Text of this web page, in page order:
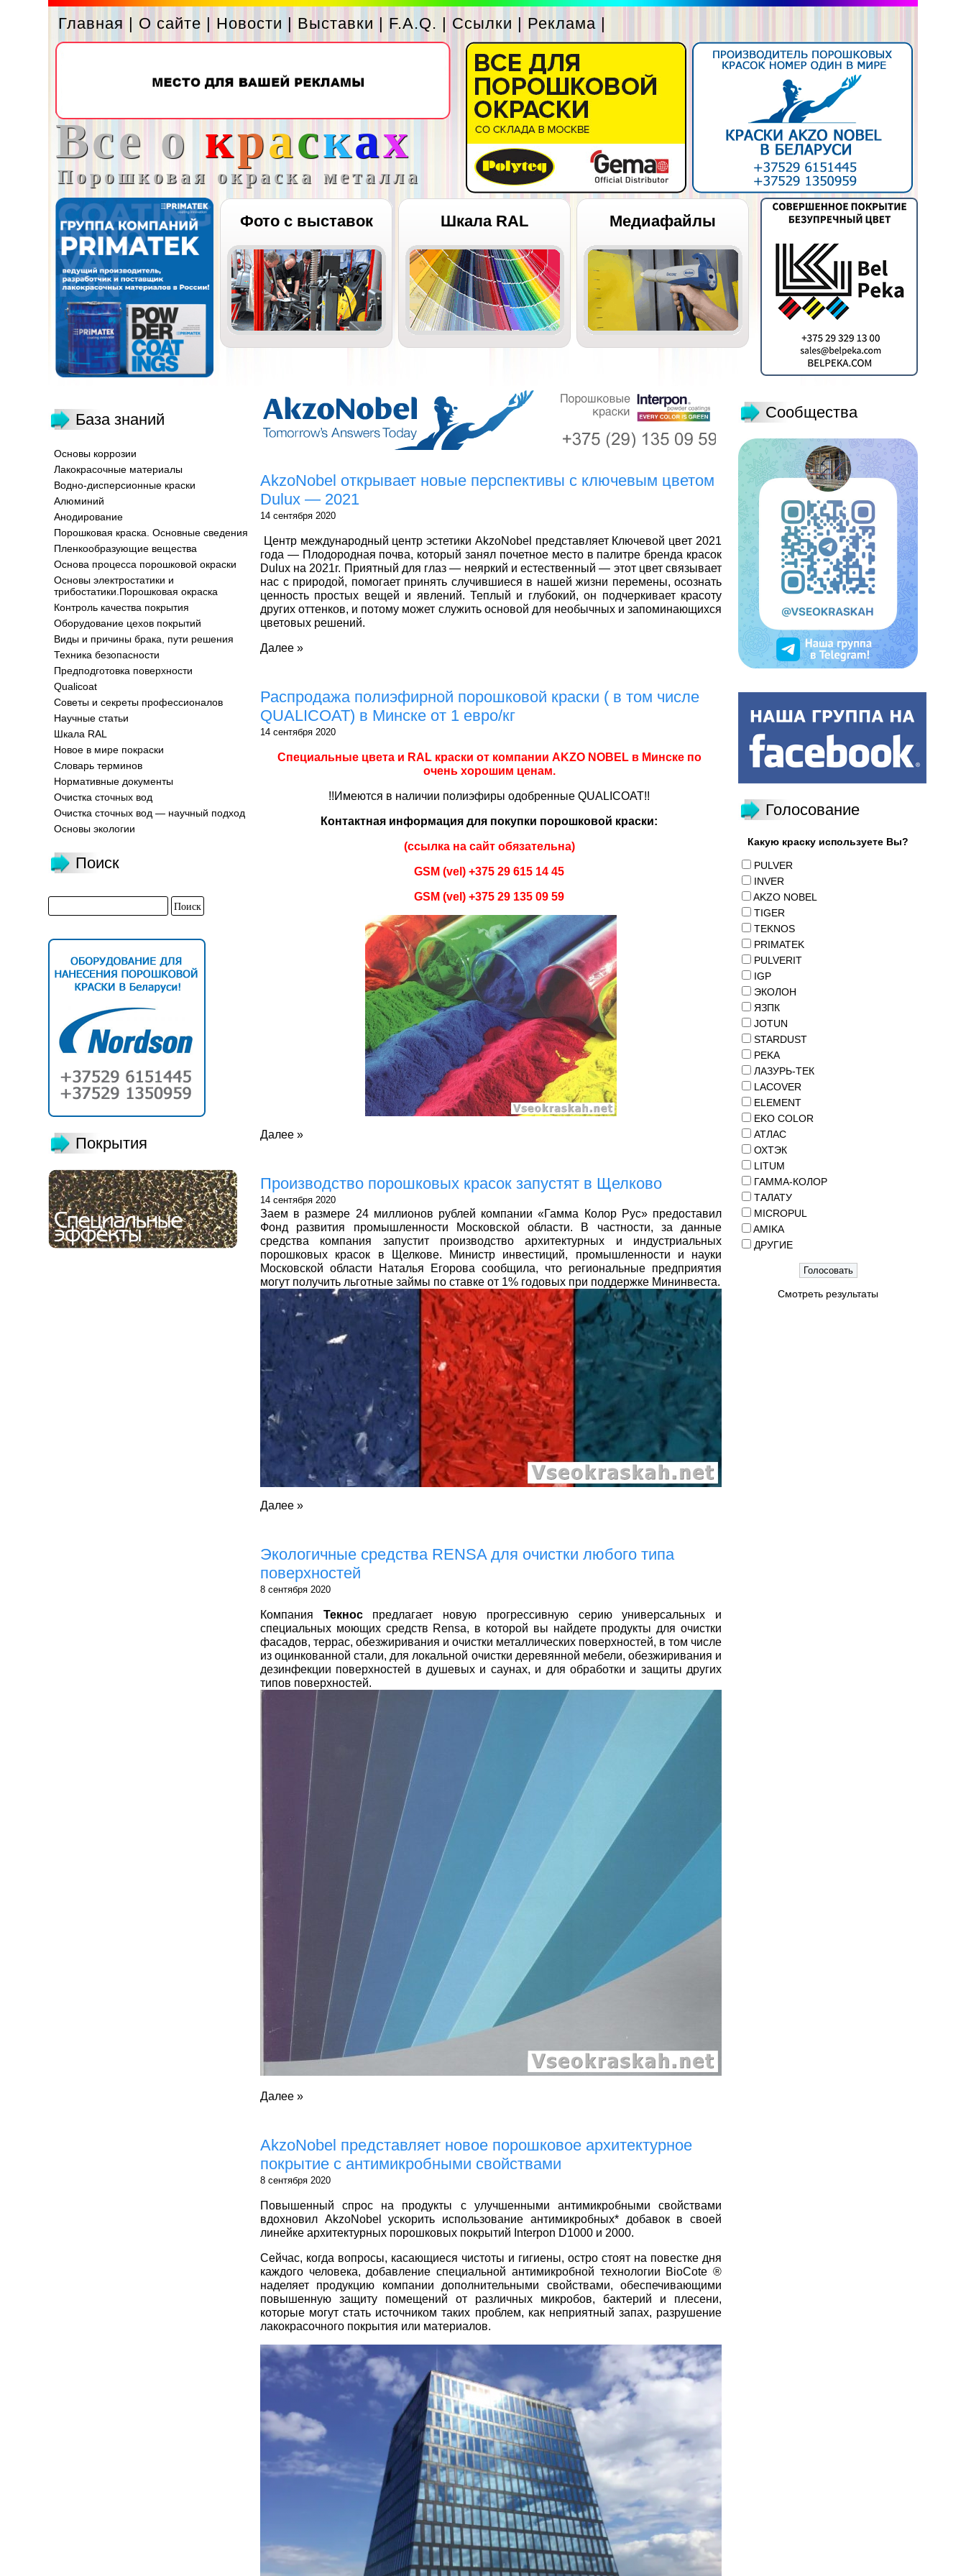
Главная | О сайте | Новости | Выставки | F.A.Q. | Ссылки | Реклама |
Все о красках
Порошковая окраска металла
Фото с выставок Шкала RAL Медиафайлы
База знаний
Основы коррозии
Лакокрасочные материалы
Водно-дисперсионные краски
Алюминий
Анодирование
Порошковая краска. Основные сведения
Пленкообразующие вещества
Основа процесса порошковой окраски
Основы электростатики и
трибостатики.Порошковая окраска
Контроль качества покрытия
Оборудование цехов покрытий
Виды и причины брака, пути решения
Техника безопасности
Предподготовка поверхности
Qualicoat
Советы и секреты профессионалов
Научные статьи
Шкала RAL
Новое в мире покраски
Словарь терминов
Нормативные документы
Очистка сточных вод
Очистка сточных вод — научный подход
Основы экологии
Поиск
Покрытия
AkzoNobel открывает новые перспективы с ключевым цветом
Dulux — 2021
14 сентября 2020
Центр международный центр эстетики AkzoNobel представляет Ключевой цвет 2021
года — Плодородная почва, который занял почетное место в палитре бренда красок
Dulux на 2021г. Приятный для глаз — неяркий и естественный — этот цвет связывает
нас с природой, помогает принять случившиеся в нашей жизни перемены, осознать
ценность простых вещей и явлений. Теплый и глубокий, он подчеркивает красоту
других оттенков, и потому может служить основой для необычных и запоминающихся
цветовых решений.
Далее »
Распродажа полиэфирной порошковой краски ( в том числе
QUALICOAT) в Минске от 1 евро/кг
14 сентября 2020
Специальные цвета и RAL краски от компании AKZO NOBEL в Минске по
очень хорошим ценам.
!!Имеются в наличии полиэфиры одобренные QUALICOAT!!
Контактная информация для покупки порошковой краски:
(ссылка на сайт обязательна)
GSM (vel) +375 29 615 14 45
GSM (vel) +375 29 135 09 59
Далее »
Производство порошковых красок запустят в Щелково
14 сентября 2020
Заем в размере 24 миллионов рублей компании «Гамма Колор Рус» предоставил
Фонд развития промышленности Московской области. В частности, за данные
средства компания запустит производство архитектурных и индустриальных
порошковых красок в Щелкове. Министр инвестиций, промышленности и науки
Московской области Наталья Егорова сообщила, что региональные предприятия
могут получить льготные займы по ставке от 1% годовых при поддержке Мининвеста.
Далее »
Экологичные средства RENSA для очистки любого типа
поверхностей
8 сентября 2020
Компания Текноспредлагает новую прогрессивную серию универсальных и
специальных моющих средств Rensa, в которой вы найдете продукты для очистки
фасадов, террас, обезжиривания и очистки металлических поверхностей, в том числе
из оцинкованной стали, для локальной очистки деревянной мебели, обезжиривания и
дезинфекции поверхностей в душевых и саунах, и для обработки и защиты других
типов поверхностей.
Далее »
AkzoNobel представляет новое порошковое архитектурное
покрытие с антимикробными свойствами
8 сентября 2020
Повышенный спрос на продукты с улучшенными антимикробными свойствами
вдохновил AkzoNobel ускорить использование антимикробных* добавок в своей
линейке архитектурных порошковых покрытий Interpon D1000 и 2000.
Сейчас, когда вопросы, касающиеся чистоты и гигиены, остро стоят на повестке дня
каждого человека, добавление специальной антимикробной технологии BioCote ®
наделяет продукцию компании дополнительными свойствами, обеспечивающими
повышенную защиту помещений от различных микробов, бактерий и плесени,
которые могут стать источником таких проблем, как неприятный запах, разрушение
лакокрасочного покрытия или материалов.
Сообщества
Голосование
Какую краску используете Вы?
PULVER
INVER
AKZO NOBEL
TIGER
TEKNOS
PRIMATEK
PULVERIT
IGP
ЭКОЛОН
ЯЗПК
JOTUN
STARDUST
PEKA
ЛАЗУРЬ-ТЕК
LACOVER
ELEMENT
EKO COLOR
АТЛАС
ОХТЭК
LITUM
ГАММА-КОЛОР
ТАЛАТУ
MICROPUL
AMIKA
ДРУГИЕ
Смотреть результаты